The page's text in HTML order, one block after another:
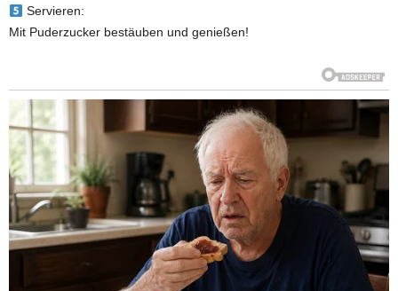
Servieren:
Mit Puderzucker bestäuben und genießen!